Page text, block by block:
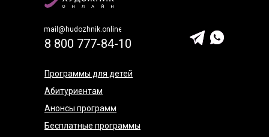
mail@hudozhnik.online
8 800 777-84-10
Программы для детей
Абитуриентам
Анонсы программ
Бесплатные программы